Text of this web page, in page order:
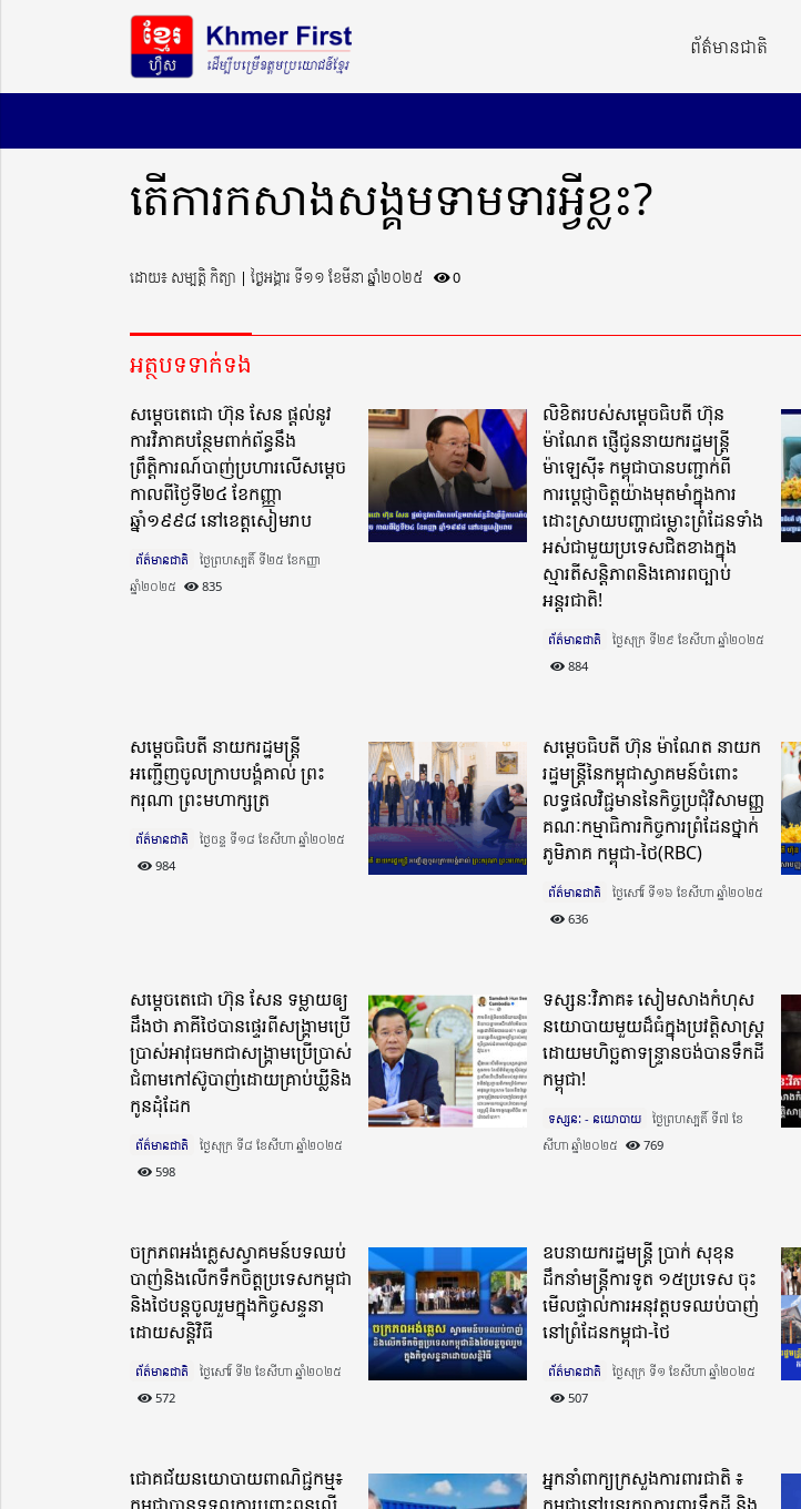
ព័ត៌មានជាតិ
តើការកសាងសង្គមទាមទារអ្វីខ្លះ?
ដោយ៖ សម្បត្តិ កិត្យា ​​ | ថ្ងៃអង្គារ ទី១១ ខែមីនា ឆ្នាំ២០២៥ 0
អត្ថបទទាក់ទង
សម្តេចតេជោ ហ៊ុន សែន ផ្តល់នូវ
ការវិភាគបន្ថែមពាក់ព័ន្ធនឹង
ព្រឹត្តិការណ៍បាញ់ប្រហារលើសម្តេច
កាលពីថ្ងៃទី២៤ ខែកញ្ញា
ឆ្នាំ១៩៩៨ នៅខេត្តសៀមរាប
ព័ត៌មានជាតិ
ថ្ងៃព្រហស្បតិ៍ ទី២៥ ខែកញ្ញា
ឆ្នាំ២០២៥​
835
លិខិតរបស់សម្តេចធិបតី ហ៊ុន
ម៉ាណែត ផ្ញើជូននាយករដ្ឋមន្ត្រី
ម៉ាឡេស៊ី៖ កម្ពុជាបានបញ្ជាក់ពី
ការប្តេជ្ញាចិត្តយ៉ាងមុតមាំក្នុងការ
ដោះស្រាយបញ្ហាជម្លោះព្រំដែនទាំង
អស់ជាមួយប្រទេសជិតខាងក្នុង
ស្មារតីសន្តិភាពនិងគោរពច្បាប់
អន្តរជាតិ!
ព័ត៌មានជាតិ
ថ្ងៃសុក្រ ទី២៩ ខែសីហា ឆ្នាំ២០២៥​
884
សម្តេចធិបតី នាយករដ្ឋមន្ត្រី
អញ្ជើញចូលក្រាបបង្គំគាល់ ព្រះ
ករុណា ព្រះមហាក្សត្រ
ព័ត៌មានជាតិ
ថ្ងៃចន្ទ ទី១៨ ខែសីហា ឆ្នាំ២០២៥​
984
សម្តេចធិបតី ហ៊ុន ម៉ាណែត នាយក
រដ្ឋមន្ត្រីនៃកម្ពុជាស្វាគមន៍ចំពោះ
លទ្ធផលវិជ្ជមាននៃកិច្ចប្រជុំវិសាមញ្ញ
គណៈកម្មាធិការកិច្ចការព្រំដែនថ្នាក់
ភូមិភាគ កម្ពុជា-ថៃ(RBC)
ព័ត៌មានជាតិ
ថ្ងៃសៅរ៍ ទី១៦ ខែសីហា ឆ្នាំ២០២៥​
636
សម្ដេចតេជោ ហ៊ុន សែន ទម្លាយឲ្យ
ដឹងថា ភាគីថៃបានផ្ទេរពីសង្គ្រាមប្រើ
ប្រាស់អាវុធមកជាសង្រ្គាមប្រើប្រាស់
ជំពាមកៅស៊ូបាញ់ដោយគ្រាប់ឃ្លីនិង
កូនដុំដែក
ព័ត៌មានជាតិ
ថ្ងៃសុក្រ ទី៨ ខែសីហា ឆ្នាំ២០២៥​
598
ទស្សនៈវិភាគ៖ សៀមសាងកំហុស
នយោបាយមួយដ៏ធំក្នុងប្រវត្តិសាស្ត្រ
ដោយមហិច្ឆតាទន្ទ្រានចង់បានទឹកដី
កម្ពុជា!
ទស្សនៈ - នយោបាយ
ថ្ងៃព្រហស្បតិ៍ ទី៧ ខែ
សីហា ឆ្នាំ២០២៥​
769
ចក្រភពអង់គ្លេសស្វាគមន៍បទឈប់
បាញ់និងលើកទឹកចិត្តប្រទេសកម្ពុជា
និងថៃបន្តចូលរួមក្នុងកិច្ចសន្ទនា
ដោយសន្តិវិធី
ព័ត៌មានជាតិ
ថ្ងៃសៅរ៍ ទី២ ខែសីហា ឆ្នាំ២០២៥​
572
ឧបនាយករដ្ឋមន្រ្តី ប្រាក់ សុខុន
ដឹកនាំមន្រ្តីការទូត ១៥ប្រទេស ចុះ
មើលផ្ទាល់ការអនុវត្តបទឈប់បាញ់
នៅព្រំដែនកម្ពុជា-ថៃ
ព័ត៌មានជាតិ
ថ្ងៃសុក្រ ទី១ ខែសីហា ឆ្នាំ២០២៥​
507
ជោគជ័យនយោបាយពាណិជ្ជកម្ម៖
អ្នកនាំពាក្យក្រសួងការពារជាតិ ៖